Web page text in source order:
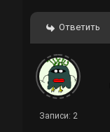
Ответить
Записи: 2